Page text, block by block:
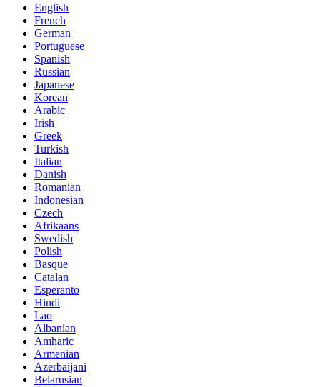
English
French
German
Portuguese
Spanish
Russian
Japanese
Korean
Arabic
Irish
Greek
Turkish
Italian
Danish
Romanian
Indonesian
Czech
Afrikaans
Swedish
Polish
Basque
Catalan
Esperanto
Hindi
Lao
Albanian
Amharic
Armenian
Azerbaijani
Belarusian